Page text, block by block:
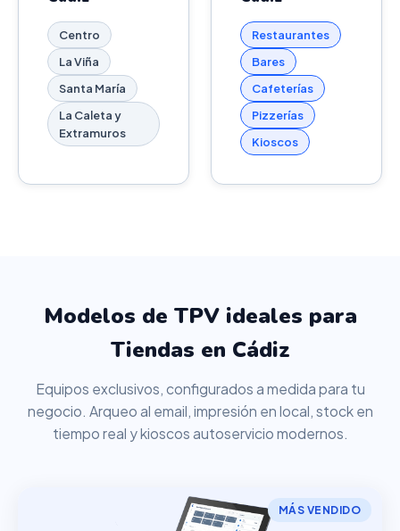
Centro
La Viña
Santa María
La Caleta y
Extramuros
Restaurantes
Bares
Cafeterías
Pizzerías
Kioscos
Modelos de TPV ideales para
Tiendas en Cádiz
Equipos exclusivos, configurados a medida para tu
negocio. Arqueo al email, impresión en local, stock en
tiempo real y kioscos autoservicio modernos.
MÁS VENDIDO